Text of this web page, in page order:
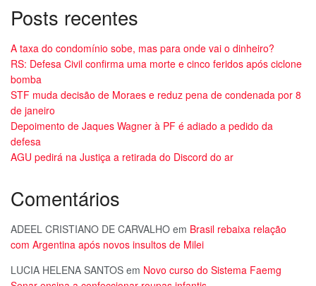
Posts recentes
A taxa do condomínio sobe, mas para onde vai o dinheiro?
RS: Defesa Civil confirma uma morte e cinco feridos após ciclone
bomba
STF muda decisão de Moraes e reduz pena de condenada por 8
de janeiro
Depoimento de Jaques Wagner à PF é adiado a pedido da
defesa
AGU pedirá na Justiça a retirada do Discord do ar
Comentários
ADEEL CRISTIANO DE CARVALHO em Brasil rebaixa relação
com Argentina após novos insultos de Milei
LUCIA HELENA SANTOS em Novo curso do Sistema Faemg